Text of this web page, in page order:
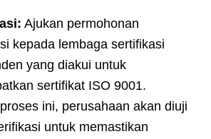
Ajukan permohonan
kepada lembaga sertifikasi
yang diakui untuk
sertifikat ISO 9001.
ini, perusahaan akan diuji
untuk memastikan